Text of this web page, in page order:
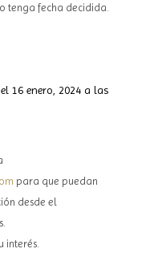
tenga fecha decidida.
el 16 enero, 2024 a las
para que puedan
desde el
interés.